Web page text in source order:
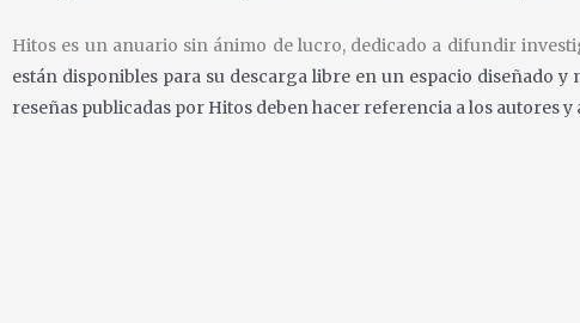
Hitos es un anuario sin ánimo de lucro, dedicado a difundir
están disponibles para su descarga libre en un espacio diseñado
reseñas publicadas por Hitos deben hacer referencia a los autores y